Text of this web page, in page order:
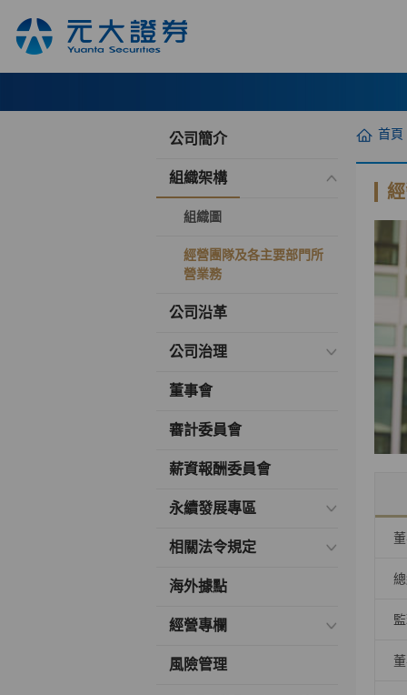
公司簡介
組織架構
組織圖
經營團隊及各主要部門所
營業務
公司沿革
公司治理
董事會
審計委員會
薪資報酬委員會
永續發展專區
相關法令規定
海外據點
經營專欄
風險管理
首頁